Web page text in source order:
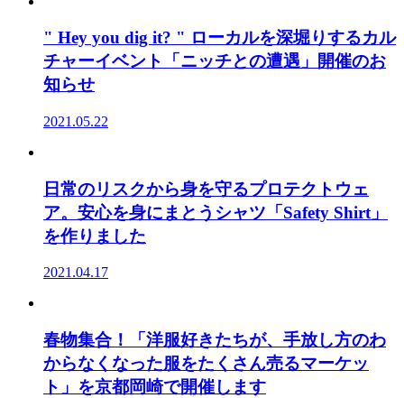
" Hey you dig it? " ローカルを深堀りするカル
チャーイベント「ニッチとの遭遇」開催のお
知らせ
2021.05.22
日常のリスクから身を守るプロテクトウェ
ア。安心を身にまとうシャツ「Safety Shirt」
を作りました
2021.04.17
春物集合！「洋服好きたちが、手放し方のわ
からなくなった服をたくさん売るマーケッ
ト」を京都岡崎で開催します